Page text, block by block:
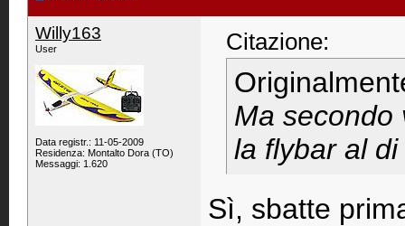
Willy163
User
Data registr.: 11-05-2009
Residenza: Montalto Dora (TO)
Messaggi: 1.620
Citazione:
Ma secondo
la flybar al
Sì, sbatte